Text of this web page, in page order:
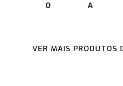
O
A
VER MAIS PRODUTOS